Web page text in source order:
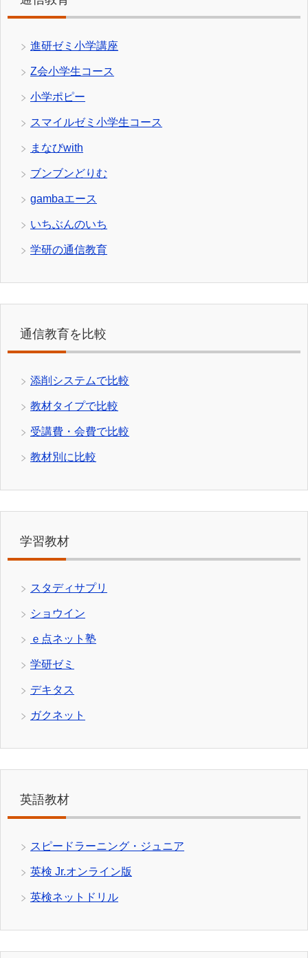
進研ゼミ小学講座
Z会小学生コース
小学ポピー
スマイルゼミ小学生コース
まなびwith
ブンブンどりむ
gambaエース
いちぶんのいち
学研の通信教育
通信教育を比較
添削システムで比較
教材タイプで比較
受講費・会費で比較
教材別に比較
学習教材
スタディサプリ
ショウイン
ｅ点ネット塾
学研ゼミ
デキタス
ガクネット
英語教材
スピードラーニング・ジュニア
英検 Jr.オンライン版
英検ネットドリル